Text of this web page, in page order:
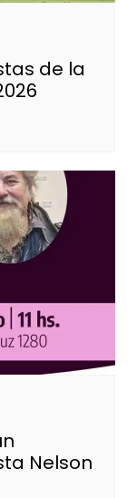
de la
Nelson